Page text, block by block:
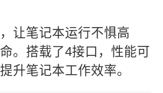
让笔记本运行不惧高
。搭载了4接口，性能可
升笔记本工作效率。